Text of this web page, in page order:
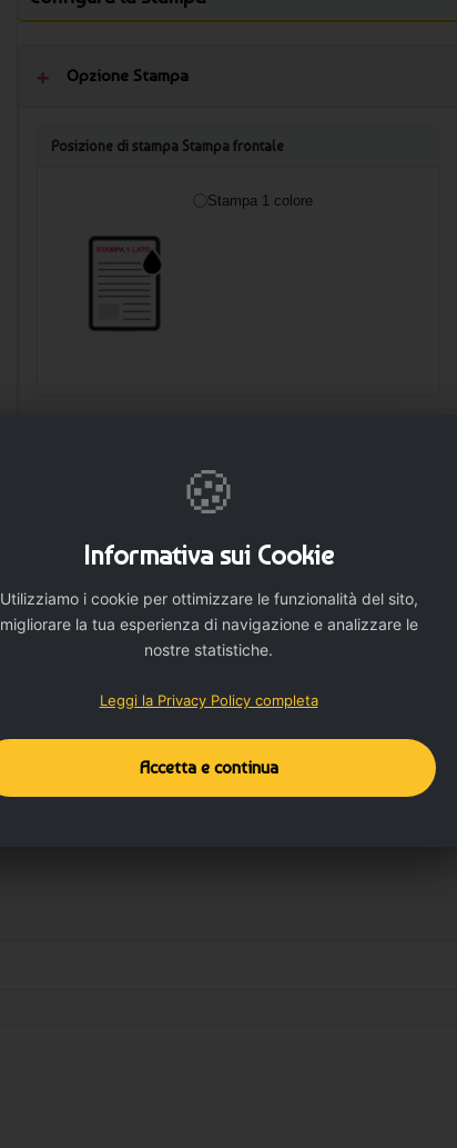
Opzione Stampa
Posizione di stampa Stampa frontale
Stampa 1 colore
🛒
Dettagli del prodotto Dettagli aggiuntivi
🍪
Informativa sui Cookie
Utilizziamo i cookie per ottimizzare le funzionalità del sito,
migliorare la tua esperienza di navigazione e analizzare le
nostre statistiche.
Leggi la Privacy Policy completa
Accetta e continua